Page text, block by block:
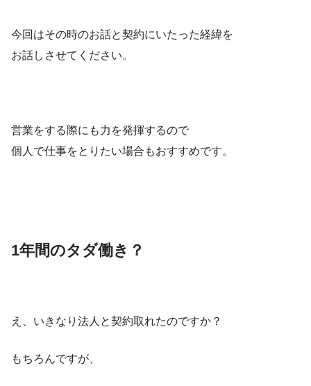
今回はその時のお話と契約にいたった経緯を
お話しさせてください。
営業をする際にも力を発揮するので
個人で仕事をとりたい場合もおすすめです。
1年間のタダ働き？
え、いきなり法人と契約取れたのですか？
もちろんですが、